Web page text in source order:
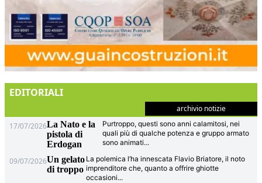
EDITORIALI
archivio notizie
17/07/2026La Nato e la
pistola di
Erdogan
Purtroppo, questi sono anni calamitosi, nei
quali più di qualche potenza e gruppo armato
sono animati...
09/07/2026Un gelato
di troppo
La polemica l’ha innescata Flavio Briatore, il noto
imprenditore che, quanto a offrire ghiotte
occasioni...